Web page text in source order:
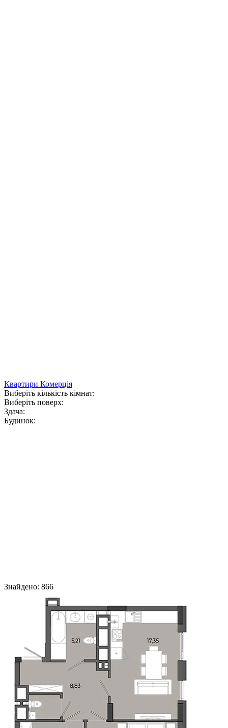
Квартири Комерція
Виберіть кількість кімнат:
Виберіть поверх:
Здача:
Будинок:
Знайдено: 866